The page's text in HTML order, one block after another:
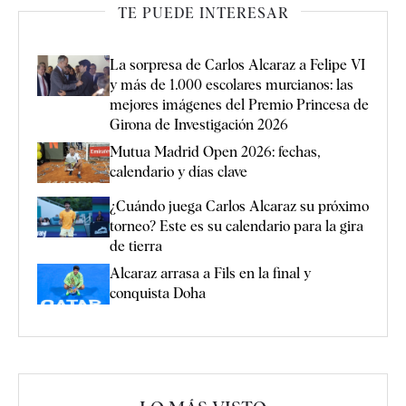
TE PUEDE INTERESAR
La sorpresa de Carlos Alcaraz a Felipe VI
y más de 1.000 escolares murcianos: las
mejores imágenes del Premio Princesa de
Girona de Investigación 2026
Mutua Madrid Open 2026: fechas,
calendario y días clave
¿Cuándo juega Carlos Alcaraz su próximo
torneo? Este es su calendario para la gira
de tierra
Alcaraz arrasa a Fils en la final y
conquista Doha